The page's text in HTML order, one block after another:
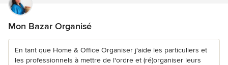
Mon Bazar Organisé
En tant que Home & Office Organiser j'aide les particuliers et
les professionnels à mettre de l'ordre et (ré)organiser leurs